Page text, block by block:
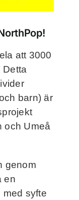
För deltagare
att 3000
Detta
barn) är
och Umeå
genom
en
med syfte